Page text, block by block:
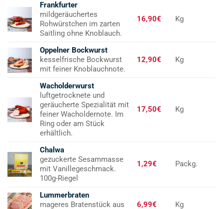
Frankfurter
mildgeräuchertes
Rohwürstchen im zarten
Saitling ohne Knoblauch.
16,90€ Kg
Oppelner Bockwurst
kesselfrische Bockwurst
mit feiner Knoblauchnote.
12,90€ Kg
Wacholderwurst
luftgetrocknete und
geräucherte Spezialität mit
feiner Wacholdernote. Im
Ring oder am Stück
erhältlich.
17,50€ Kg
Chalwa
gezuckerte Sesammasse
mit Vanillegeschmack.
100g-Riegel
1,29€ Packg.
Lummerbraten
mageres Bratenstück aus
6,99€ Kg